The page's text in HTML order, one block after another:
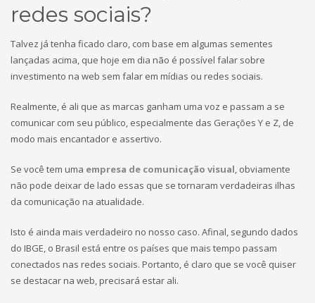
redes sociais?
Talvez já tenha ficado claro, com base em algumas sementes
lançadas acima, que hoje em dia não é possível falar sobre
investimento na web sem falar em mídias ou redes sociais.
Realmente, é ali que as marcas ganham uma voz e passam a se
comunicar com seu público, especialmente das Gerações Y e Z, de
modo mais encantador e assertivo.
Se você tem uma empresa de comunicação visual, obviamente
não pode deixar de lado essas que se tornaram verdadeiras ilhas
da comunicação na atualidade.
Isto é ainda mais verdadeiro no nosso caso. Afinal, segundo dados
do IBGE, o Brasil está entre os países que mais tempo passam
conectados nas redes sociais. Portanto, é claro que se você quiser
se destacar na web, precisará estar ali.